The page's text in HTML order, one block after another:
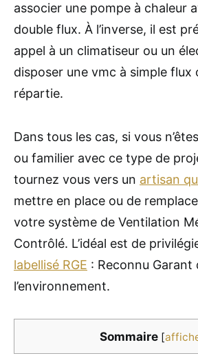
associer une pompe à chaleur
double flux. À l’inverse, il est
appel à un climatiseur ou un
disposer une vmc à simple flux
répartie.
Dans tous les cas, si vous
ou familier avec ce type de
tournez vous vers un artisan
mettre en place ou de
votre système de Ventilation
Contrôlé. L’idéal est de
labellisé RGE : Reconnu Garant
l’environnement.
Sommaire [